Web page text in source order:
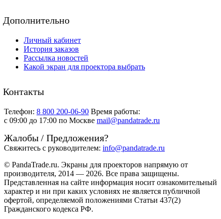
Дополнительно
Личный кабинет
История заказов
Рассылка новостей
Какой экран для проектора выбрать
Контакты
Телефон: 8 800 200-06-90 Время работы:
c 09:00 до 17:00 по Москве mail@pandatrade.ru
Жалобы / Предложения?
Свяжитесь с руководителем: info@pandatrade.ru
© PandaTrade.ru. Экраны для проекторов напрямую от
производителя, 2014 — 2026. Все права защищены.
Представленная на сайте информация носит ознакомительный
характер и ни при каких условиях не является публичной
офертой, определяемой положениями Статьи 437(2)
Гражданского кодекса РФ.